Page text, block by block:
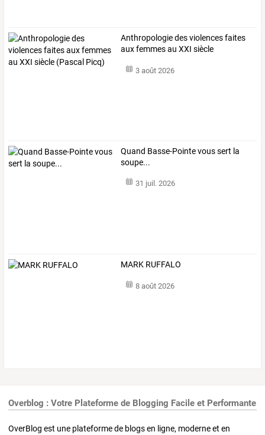
Anthropologiedesviolencesfaites
auxfemmesau XXI siècle
3 août 2026
Quand Basse-Pointe vous sert la
soupe...
31 juil. 2026
MARK RUFFALO
8 août 2026
Overblog : Votre Plateforme de Blogging Facile et Performante
OverBlog est une plateforme de blogs en ligne, moderne et en